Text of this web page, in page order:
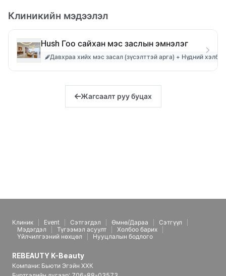
Клиникийн мэдээлэл
Hush Гоо сайхан мэс заслын эмнэлэг
Давхраа хийх мэс засал (зүсэлттэй арга) + Нүдний
Жагсаалт руу буцах
Клиник Event Сэтгэгдэл Өмнө/Дараа
Сэтгүүл
Мэдэгдэл
Түгээмэл асуулт
Холбоо барих
Үйлчилгээний нөхцөл
Нууцлалын бодлого
REBEAUTY K-Beauty
Компани: Бьюти Эгэйн ХХК